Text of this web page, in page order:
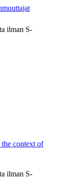
ilman S-
context of
ilman S-